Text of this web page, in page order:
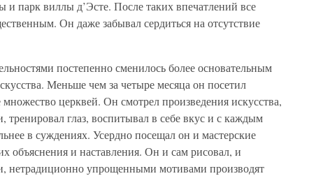
и парк виллы д’Эсте. После таких впечатлений все
Он даже забывал сердиться на отсутствие
постепенно сменилось более основательным
Меньше чем за четыре месяца он посетил
множество церквей. Он смотрел произведения искусства,
тренировал глаз, воспитывал в себе вкус и с каждым
в суждениях. Усердно посещал он и мастерские
объяснения и наставления. Он и сам рисовал, и
нетрадиционно упрощенными мотивами производят